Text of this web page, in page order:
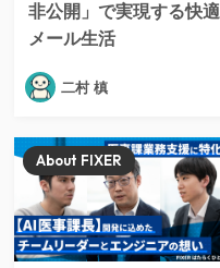
非公開」で実現する快適
メール生活
二村 槙
About FIXER